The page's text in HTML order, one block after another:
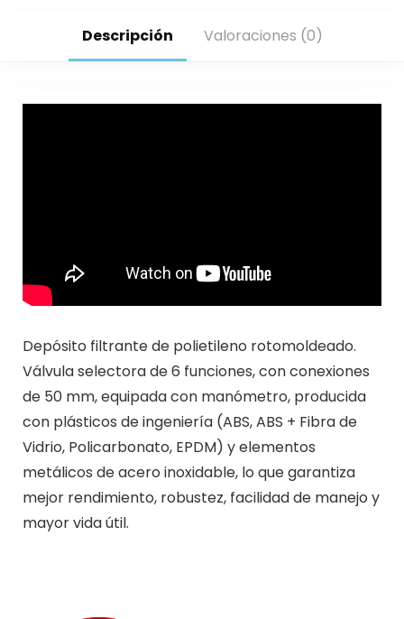
Descripción Valoraciones (0)
Depósito filtrante de polietileno rotomoldeado.
Válvula selectora de 6 funciones, con conexiones
de 50 mm, equipada con manómetro, producida
con plásticos de ingeniería (ABS, ABS + Fibra de
Vidrio, Policarbonato, EPDM) y elementos
metálicos de acero inoxidable, lo que garantiza
mejor rendimiento, robustez, facilidad de manejo y
mayor vida útil.